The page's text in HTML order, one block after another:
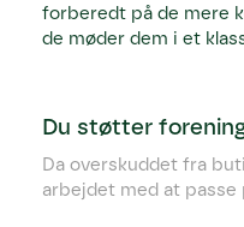
forberedt på de mere
de møder dem i et
Du støtter
Da overskuddet fra
arbejdet med at passe